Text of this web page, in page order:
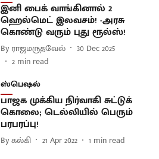
இனி பைக் வாங்கினால் 2
ஹெல்மெட் இலவசம்! -அரசு
கொண்டு வரும் புது ரூல்ஸ்!
By ராஜமருதவேல்
30 Dec 2025
2 min read
ஸ்பெஷல்
பாஜக முக்கிய நிர்வாகி சுட்டுக்
கொலை; டெல்லியில் பெரும்
பரபரப்பு!
Byகல்கி 21 Apr 2022 1 min read